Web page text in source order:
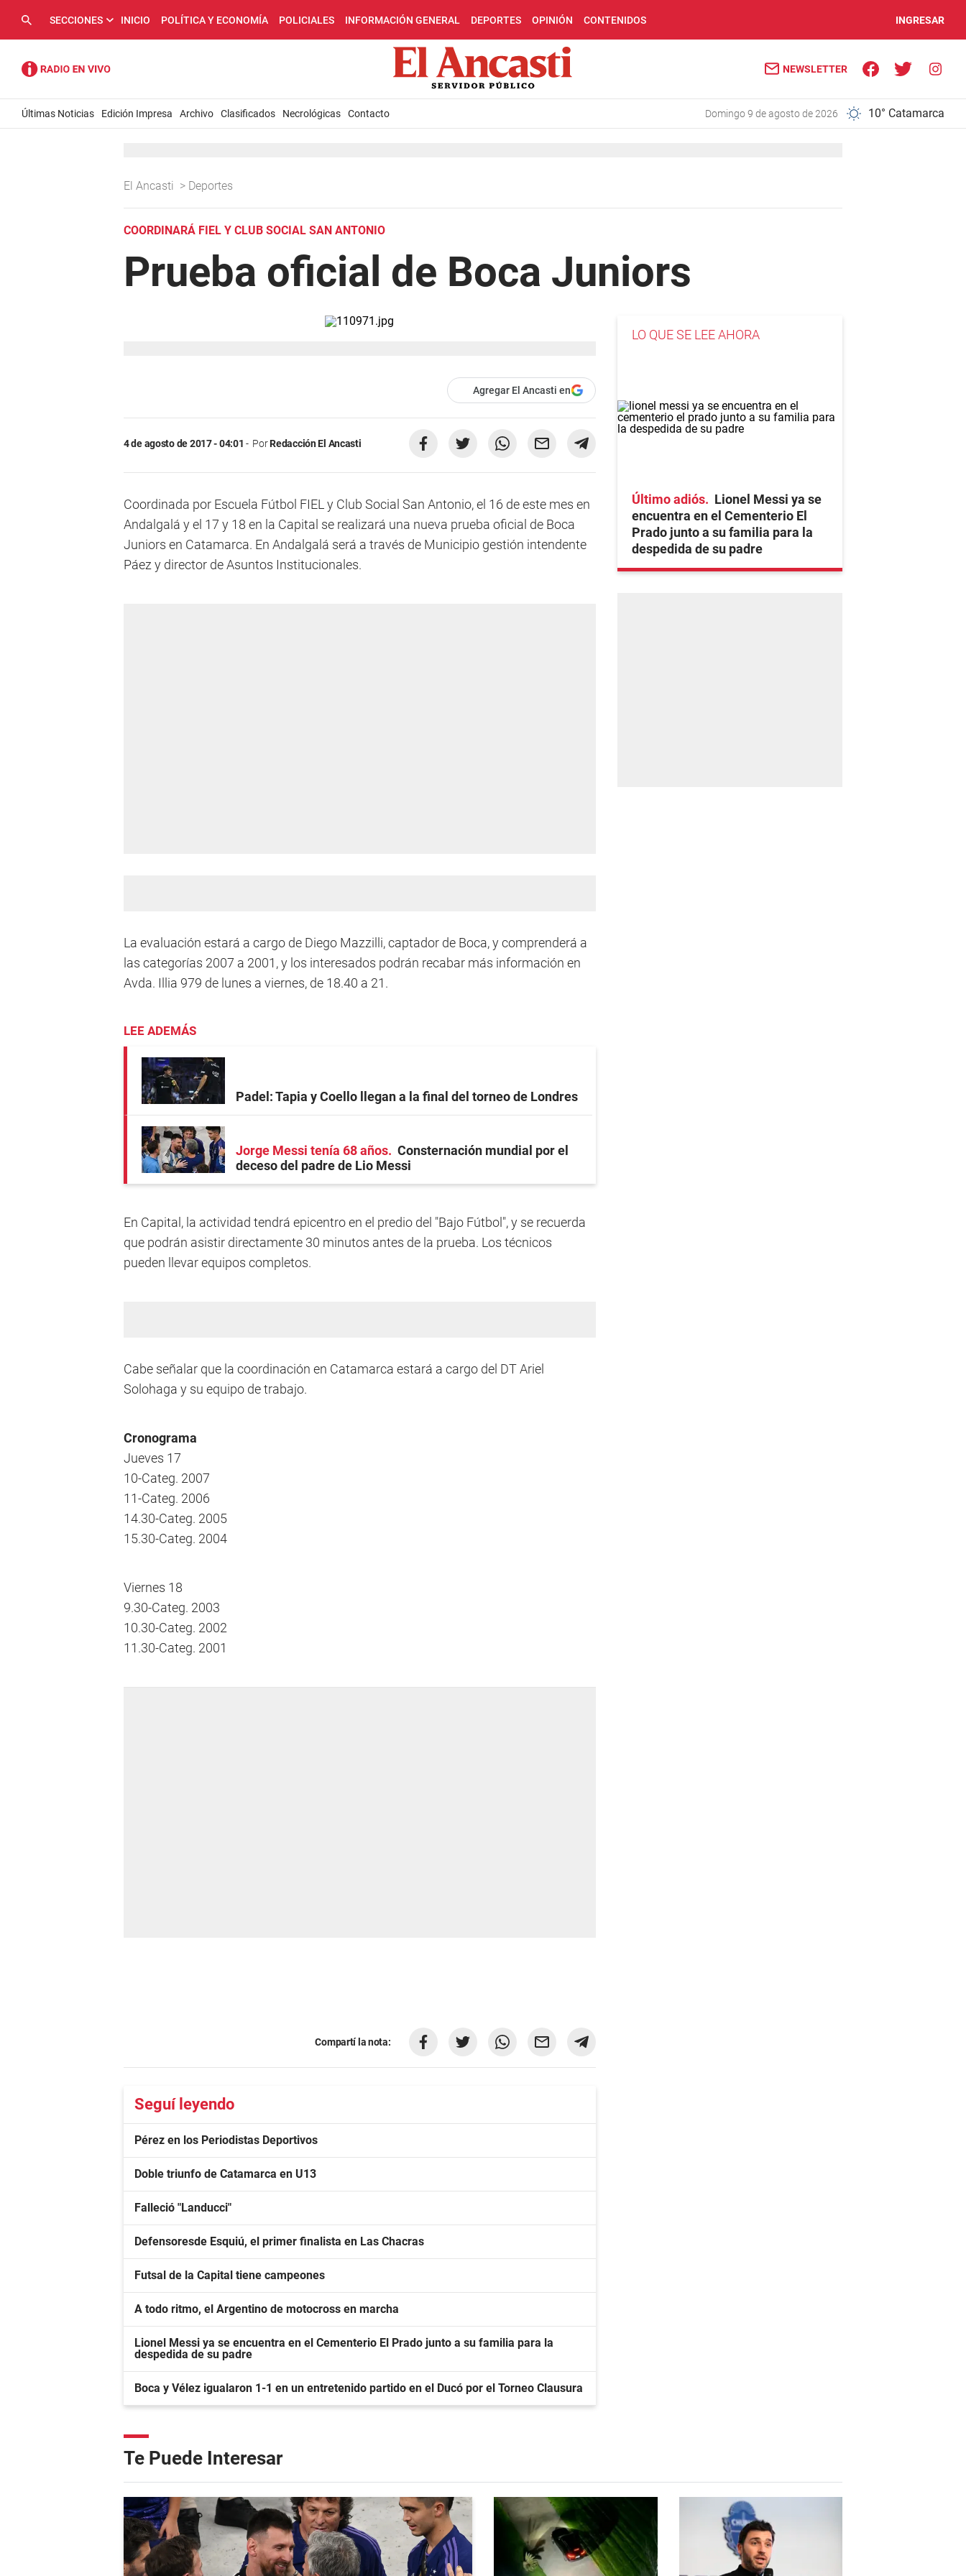
SECCIONES INICIO POLÍTICA Y ECONOMÍA POLICIALES INFORMACIÓN GENERAL DEPORTES OPINIÓN CONTENIDOS INGRESAR
NEWSLETTER
Últimas Noticias Edición Impresa Archivo Clasificados Necrológicas Contacto domingo 9 de agosto de 2026 10° Catamarca
El Ancasti > Deportes
COORDINARÁ FIEL Y CLUB SOCIAL SAN ANTONIO
Prueba oficial de Boca Juniors
Agregar El Ancasti en
4 de agosto de 2017 - 04:01 PorRedacción El Ancasti
Coordinada por Escuela Fútbol FIEL y Club Social San Antonio, el 16 de este mes en
Andalgalá y el 17 y 18 en la Capital se realizará una nueva prueba oficial de Boca
Juniors en Catamarca. En Andalgalá será a través de Municipio gestión intendente
Páez y director de Asuntos Institucionales.
La evaluación estará a cargo de Diego Mazzilli, captador de Boca, y comprenderá a
las categorías 2007 a 2001, y los interesados podrán recabar más información en
Avda. Illia 979 de lunes a viernes, de 18.40 a 21.
LEE ADEMÁS
Padel: Tapia y Coello llegan a la final del torneo de Londres
Jorge Messi tenía 68 años
Consternación mundial por el
deceso del padre de Lio Messi
En Capital, la actividad tendrá epicentro en el predio del "Bajo Fútbol", y se recuerda
que podrán asistir directamente 30 minutos antes de la prueba. Los técnicos
pueden llevar equipos completos.
Cabe señalar que la coordinación en Catamarca estará a cargo del DT Ariel
Solohaga y su equipo de trabajo.
Cronograma
Jueves 17
10-Categ. 2007
11-Categ. 2006
14.30-Categ. 2005
15.30-Categ. 2004
Viernes 18
9.30-Categ. 2003
10.30-Categ. 2002
11.30-Categ. 2001
Compartí la nota:
Seguí leyendo
Pérez en los Periodistas Deportivos
Doble triunfo de Catamarca en U13
Falleció "Landucci"
Defensoresde Esquiú, el primer finalista en Las Chacras
Futsal de la Capital tiene campeones
A todo ritmo, el Argentino de motocross en marcha
Lionel Messi ya se encuentra en el Cementerio El Prado junto a su familia para la
despedida de su padre
Boca y Vélez igualaron 1-1 en un entretenido partido en el Ducó por el Torneo Clausura
LO QUE SE LEE AHORA
Último adiós
Lionel Messi ya se
encuentra en el Cementerio El
Prado junto a su familia para la
despedida de su padre
Te Puede Interesar